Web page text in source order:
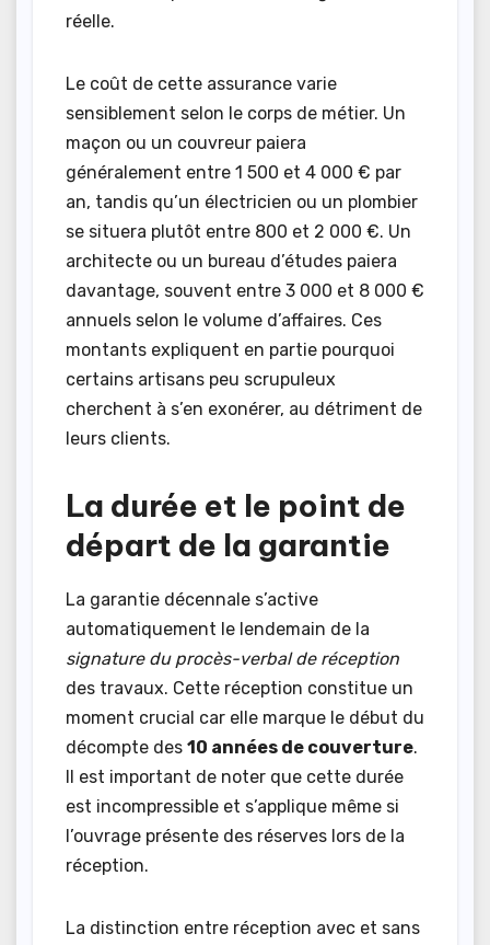
réelle.
Le coût de cette assurance varie
sensiblement selon le corps de métier. Un
maçon ou un couvreur paiera
généralement entre 1 500 et 4 000 € par
an, tandis qu’un électricien ou un plombier
se situera plutôt entre 800 et 2 000 €. Un
architecte ou un bureau d’études paiera
davantage, souvent entre 3 000 et 8 000 €
annuels selon le volume d’affaires. Ces
montants expliquent en partie pourquoi
certains artisans peu scrupuleux
cherchent à s’en exonérer, au détriment de
leurs clients.
La durée et le point de
départ de la garantie
La garantie décennale s’active
automatiquement le lendemain de la
signature du procès-verbal de réception
des travaux. Cette réception constitue un
moment crucial car elle marque le début du
décompte des 10 années de couverture.
Il est important de noter que cette durée
est incompressible et s’applique même si
l’ouvrage présente des réserves lors de la
réception.
La distinction entre réception avec et sans